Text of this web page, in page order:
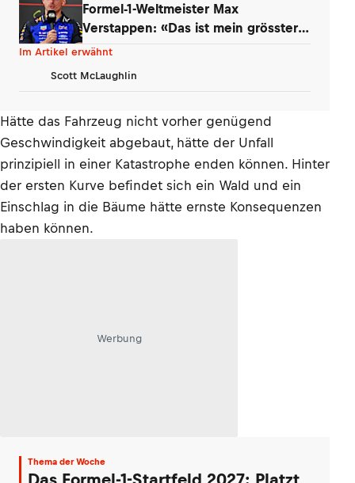
Formel-1-Weltmeister Max
Verstappen: «Das ist mein grösster
Schatz»
Im Artikel erwähnt
Scott McLaughlin
Hätte das Fahrzeug nicht vorher genügend
Geschwindigkeit abgebaut, hätte der Unfall
prinzipiell in einer Katastrophe enden können. Hinter
der ersten Kurve befindet sich ein Wald und ein
Einschlag in die Bäume hätte ernste Konsequenzen
haben können.
Werbung
Thema der Woche